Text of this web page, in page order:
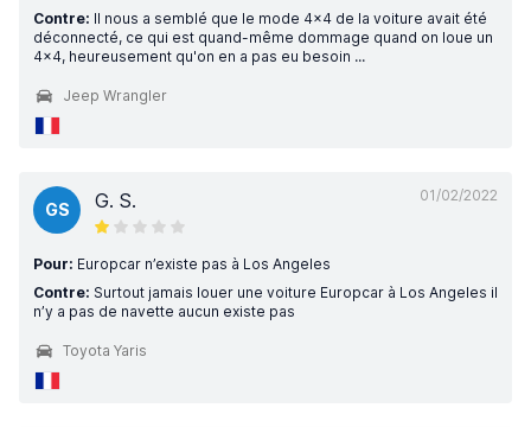
Contre: Il nous a semblé que le mode 4x4 de la voiture avait été
déconnecté, ce qui est quand-même dommage quand on loue un
4x4, heureusement qu'on en a pas eu besoin ...
Jeep Wrangler
01/02/2022
GS G. S.
Pour: Europcar n’existe pas à Los Angeles
Contre: Surtout jamais louer une voiture Europcar à Los Angeles il
n’y a pas de navette aucun existe pas
Toyota Yaris